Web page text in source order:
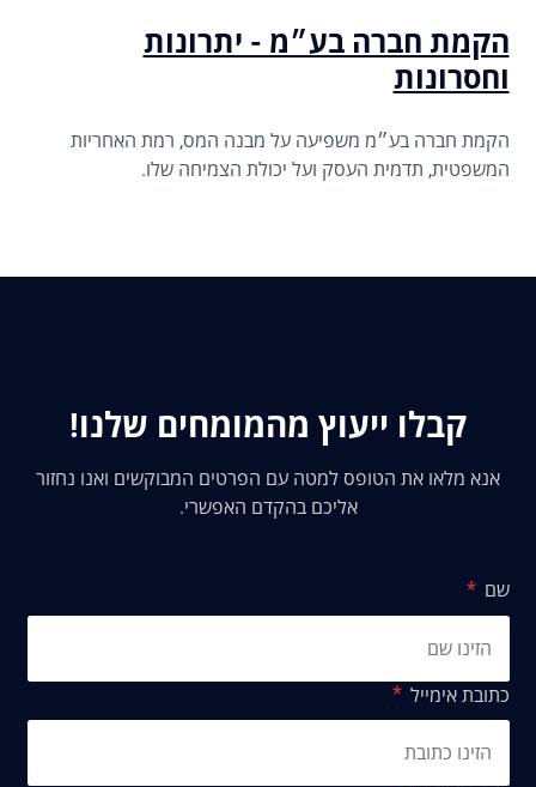
הקמת חברה בע״מ - יתרונות
וחסרונות
הקמת חברה בע״מ משפיעה על מבנה המס, רמת האחריות
המשפטית, תדמית העסק ועל יכולת הצמיחה שלו.
קבלו ייעוץ מהמומחים שלנו!
אנא מלאו את הטופס למטה עם הפרטים המבוקשים ואנו נחזור
אליכם בהקדם האפשרי.
שם
כתובת אימייל